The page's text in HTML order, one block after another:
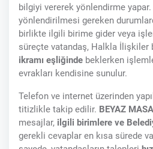
bilgiyi vererek yönlendirme
yönlendirilmesi gereken
birlikte ilgili birime gider veya
süreçte vatandaş, Halkla İlişkiler
ikramı eşliğinde beklerken
evrakları kendisine sunulur.
Telefon ve internet üzerinden
titizlikle takip edilir. BEYAZ MASA
mesajlar, ilgili birimlere ve
gerekli cevaplar en kısa sürede